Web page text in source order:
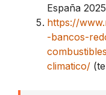
España
https://
-bancos-
climatico/